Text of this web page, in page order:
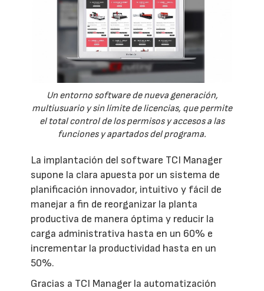
Un entorno software de nueva generación,
multiusuario y sin límite de licencias, que permite
el total control de los permisos y accesos a las
funciones y apartados del programa.
La implantación del software TCI Manager
supone la clara apuesta por un sistema de
planificación innovador, intuitivo y fácil de
manejar a fin de reorganizar la planta
productiva de manera óptima y reducir la
carga administrativa hasta en un 60% e
incrementar la productividad hasta en un
50%.
Gracias a TCI Manager la automatización